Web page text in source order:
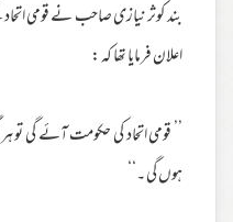
بند کوثر نیازی صاحب نے قومی
اعلان فرمایا تھا کہ :
’’ قومی اتحاد کی حکومت آئے گی تو
ہوں گی ۔‘‘